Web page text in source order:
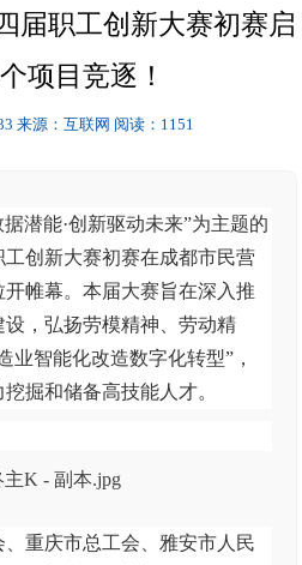
届职工创新大赛初赛启
项目竞逐！
来源：互联网 阅读：1151
潜能·创新驱动未来”为主题的
工创新大赛初赛在成都市民营
帷幕。本届大赛旨在深入推
，弘扬劳模精神、劳动精
业智能化改造数字化转型”，
掘和储备高技能人才。
重庆市总工会、雅安市人民